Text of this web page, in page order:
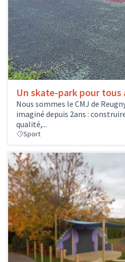
Un skate-park pour tous
Nous sommes le CMJ de
imaginé depuis 2ans :
qualité,...
Sport